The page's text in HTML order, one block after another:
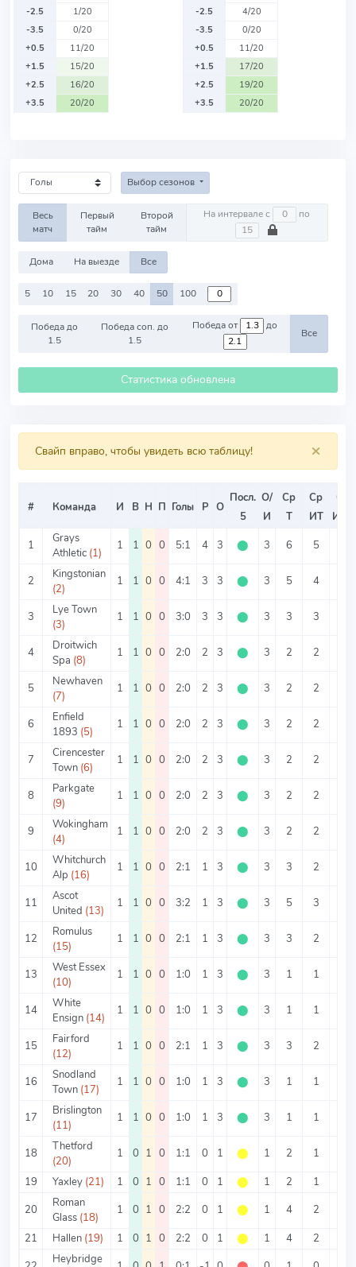
-2.5
1/20
-3.5
0/20
+0.5
11/20
+1.5
15/20
+2.5
16/20
+3.5
20/20
-2.5
4/20
-3.5
0/20
+0.5
11/20
+1.5
17/20
+2.5
19/20
+3.5
20/20
Выбор сезонов
Весь
матч
Первый
тайм
Второй
тайм
На интервале с по
Дома На выезде Все
5 10 15 20 30 40 50 100
Победа до
1.5
Победа соп. до
1.5
Победа от до
Все
Статистика обновлена
×
Свайп вправо, чтобы увидеть всю таблицу!
# Команда И В Н П Голы Р О
Посл.
5
О/
И
Ср
Т
Ср
ИТ
Ср
ИТ2
1
Grays
Athletic (1)
1 1 0 0 5:1 4 3 ⬤ 3 6 5
2
Kingstonian
(2)
1 1 0 0 4:1 3 3 ⬤ 3 5 4
3
Lye Town
(3)
1 1 0 0 3:0 3 3 ⬤ 3 3 3
4
Droitwich
Spa (8)
1 1 0 0 2:0 2 3 ⬤ 3 2 2
5
Newhaven
(7)
1 1 0 0 2:0 2 3 ⬤ 3 2 2
6
Enfield
1893 (5)
1 1 0 0 2:0 2 3 ⬤ 3 2 2
7
Cirencester
Town (6)
1 1 0 0 2:0 2 3 ⬤ 3 2 2
8
Parkgate
(9)
1 1 0 0 2:0 2 3 ⬤ 3 2 2
9
Wokingham
(4)
1 1 0 0 2:0 2 3 ⬤ 3 2 2
10
Whitchurch
Alp (16)
1 1 0 0 2:1 1 3 ⬤ 3 3 2
11
Ascot
United (13)
1 1 0 0 3:2 1 3 ⬤ 3 5 3
12
Romulus
(15)
1 1 0 0 2:1 1 3 ⬤ 3 3 2
13
West Essex
(10)
1 1 0 0 1:0 1 3 ⬤ 3 1 1
14
White
Ensign (14)
1 1 0 0 1:0 1 3 ⬤ 3 1 1
15
Fairford
(12)
1 1 0 0 2:1 1 3 ⬤ 3 3 2
16
Snodland
Town (17)
1 1 0 0 1:0 1 3 ⬤ 3 1 1
17
Brislington
(11)
1 1 0 0 1:0 1 3 ⬤ 3 1 1
18
Thetford
(20)
1 0 1 0 1:1 0 1 ⬤ 1 2 1
19
Yaxley (21) 1 0 1 0 1:1 0 1 ⬤ 1 2 1
20
Roman
Glass (18)
1 0 1 0 2:2 0 1 ⬤ 1 4 2
21
Hallen (19) 1 0 1 0 2:2 0 1 ⬤ 1 4 2
Heybridge